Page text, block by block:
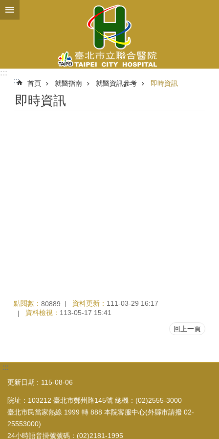
跳到主要內容區塊
:::
:::
首頁 就醫指南 就醫資訊參考 即時資訊
即時資訊
點閱數： 80889 資料更新： 111-03-29 16:17
資料檢視： 113-05-17 15:41
回上一頁
:::
更新日期 115-08-06
院址：103212 臺北市鄭州路145號 總機：(02)2555-3000
臺北市民當家熱線 1999 轉 888 本院客服中心(外縣市請撥 02-
25553000)
24小時語音掛號號碼：(02)2181-1995